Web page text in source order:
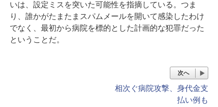
いは、設定ミスを突いた可能性を指摘している。つま
り、誰かがたまたまスパムメールを開いて感染したわけ
でなく、最初から病院を標的とした計画的な犯罪だった
ということだ。
次へ
相次ぐ病院攻撃、身代金支
払い例も